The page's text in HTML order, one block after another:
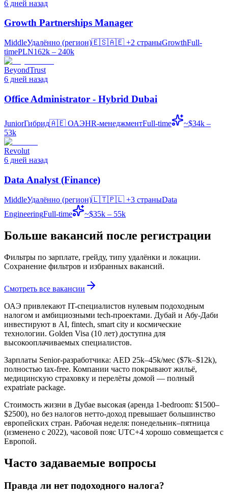
6 дней назад
Growth Partnerships Manager
MiddleУдалённо (регион)🇪🇸🇦🇪 +2 страныGrowthFull-
timePLN162k – 240k
BeyondTrust
6 дней назад
Office Administrator - Hybrid Dubai
JuniorГибрид🇦🇪 ОАЭHR-менеджментFull-time
~$34k –
53k
Revolut
6 дней назад
Data Analyst (Finance)
MiddleУдалённо (регион)🇱🇹🇵🇱 +3 страныData
EngineeringFull-time ~$35k – 55k
Больше вакансий после регистрации
Фильтры по зарплате, грейду, типу удалёнки и локации.
Сохранение фильтров и избранных вакансий.
Смотреть все вакансии
ОАЭ привлекают IT-специалистов нулевым подоходным
налогом и амбициозными tech-проектами. Дубай и Абу-Даби
инвестируют в AI, fintech, smart city и космические
технологии. Golden Visa (10 лет) доступна для
высокооплачиваемых специалистов.
Зарплаты Senior-разработчика: AED 25k–45k/мес ($7k–$12k),
полностью tax-free. Компании часто покрывают жильё,
медицинскую страховку и перелёты домой — полный
expatriate package.
Стоимость жизни в Дубае высокая (аренда 1-bedroom: $1500–
$2500), но без налогов нетто-доход превышает большинство
европейских стран. Рабочая неделя: понедельник–пятница
(изменено с 2022), часовой пояс UTC+4 хорошо совмещается с
Европой.
Часто задаваемые вопросы
Правда ли нет подоходного налога?